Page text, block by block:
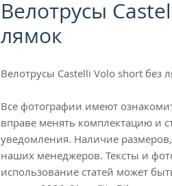
Велотрусы
лямок
Велотрусы Castelli Volo short без
Все фотографии имеют
вправе менять комплектацию и
уведомления. Наличие
наших менеджеров. Тексты и
использование статей может